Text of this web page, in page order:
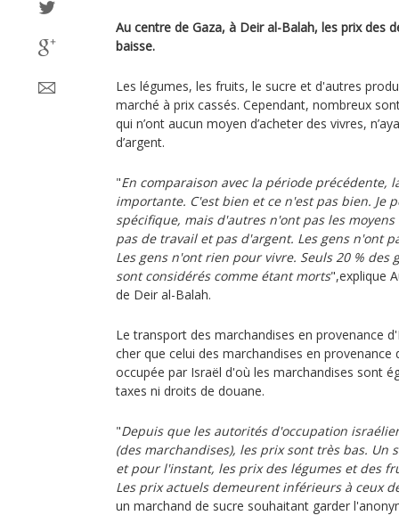
Au centre de Gaza, à Deir al-Balah, les prix des
baisse.
Les légumes, les fruits, le sucre et d'autres
marché à prix cassés. Cependant, nombreux
qui n’ont aucun moyen d’acheter des vivres,
d’argent.
"En comparaison avec la période précédente,
importante. C'est bien et ce n'est pas bien. Je
spécifique, mais d'autres n'ont pas les
pas de travail et pas d'argent. Les gens n'ont
Les gens n'ont rien pour vivre. Seuls 20 % des
sont considérés comme étant morts",explique
de Deir al-Balah.
Le transport des marchandises en provenance
cher que celui des marchandises en provenance
occupée par Israël d'où les marchandises sont
taxes ni droits de douane.
"Depuis que les autorités d'occupation
(des marchandises), les prix sont très bas. Un
et pour l'instant, les prix des légumes et des
Les prix actuels demeurent inférieurs à ceux
un marchand de sucre souhaitant garder